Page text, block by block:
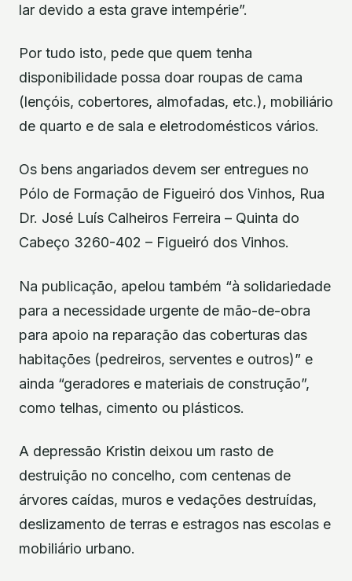
lar devido a esta grave intempérie”.
Por tudo isto, pede que quem tenha
disponibilidade possa doar roupas de cama
(lençóis, cobertores, almofadas, etc.), mobiliário
de quarto e de sala e eletrodomésticos vários.
Os bens angariados devem ser entregues no
Pólo de Formação de Figueiró dos Vinhos, Rua
Dr. José Luís Calheiros Ferreira – Quinta do
Cabeço 3260-402 – Figueiró dos Vinhos.
Na publicação, apelou também “à solidariedade
para a necessidade urgente de mão-de-obra
para apoio na reparação das coberturas das
habitações (pedreiros, serventes e outros)” e
ainda “geradores e materiais de construção”,
como telhas, cimento ou plásticos.
A depressão Kristin deixou um rasto de
destruição no concelho, com centenas de
árvores caídas, muros e vedações destruídas,
deslizamento de terras e estragos nas escolas e
mobiliário urbano.